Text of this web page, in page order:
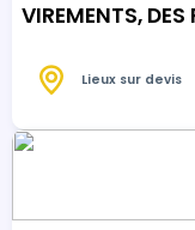
VIREMENTS, DES
Lieux sur devis